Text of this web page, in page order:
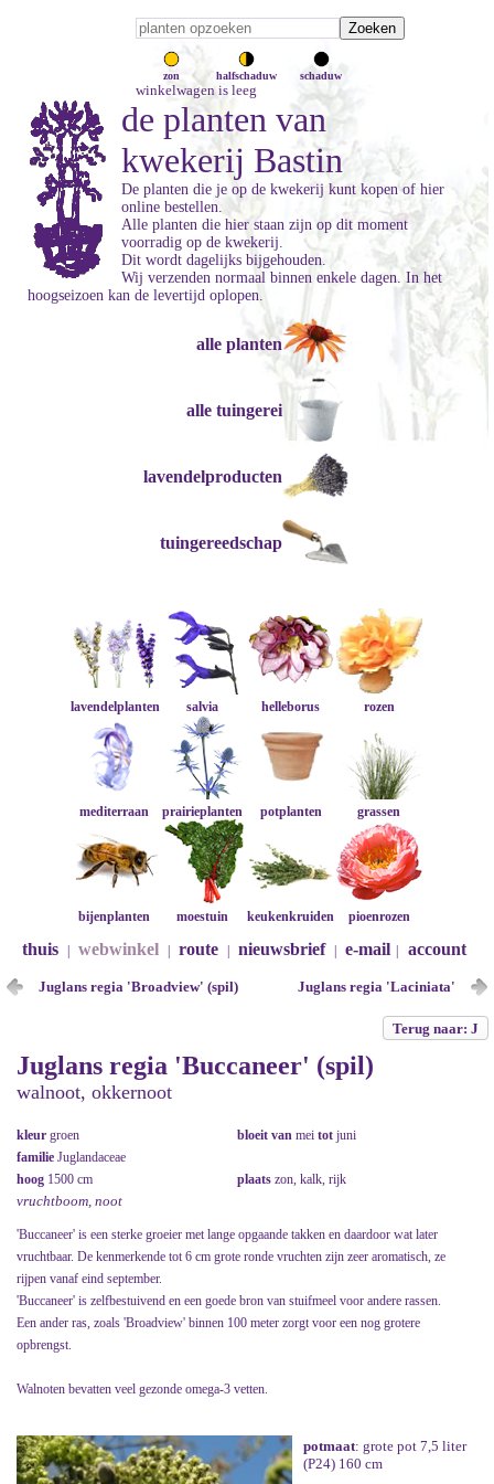
zon halfschaduw schaduw
winkelwagen is leeg
de planten van
kwekerij Bastin
De planten die je op de kwekerij kunt kopen of hier
online bestellen.
Alle planten die hier staan zijn op dit moment
voorradig op de kwekerij.
Dit wordt dagelijks bijgehouden.
Wij verzenden normaal binnen enkele dagen. In het
hoogseizoen kan de levertijd oplopen.
alle planten
alle tuingerei
lavendelproducten
tuingereedschap
lavendelplanten salvia helleborus rozen
mediterraan prairieplanten potplanten grassen
bijenplanten moestuin keukenkruiden pioenrozen
thuis webwinkel route nieuwsbrief e-mail account
Juglans regia 'Broadview' (spil) Juglans regia 'Laciniata'
Terug naar: J
Juglans regia 'Buccaneer' (spil)
walnoot, okkernoot
kleur groen bloeit van mei tot juni
familie Juglandaceae
hoog 1500 cm plaats zon, kalk, rijk
vruchtboom, noot
'Buccaneer' is een sterke groeier met lange opgaande takken en daardoor wat later
vruchtbaar. De kenmerkende tot 6 cm grote ronde vruchten zijn zeer aromatisch, ze
rijpen vanaf eind september.
'Buccaneer' is zelfbestuivend en een goede bron van stuifmeel voor andere rassen.
Een ander ras, zoals 'Broadview' binnen 100 meter zorgt voor een nog grotere
opbrengst.
Walnoten bevatten veel gezonde omega-3 vetten.
potmaat: grote pot 7,5 liter
(P24) 160 cm